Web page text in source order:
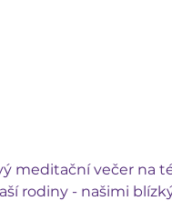
meditační večer na
rodiny - našimi